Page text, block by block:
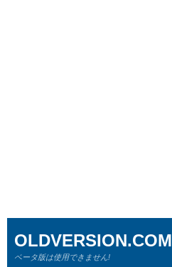
OLDVERSION.COM
ベータ版は使用できません!